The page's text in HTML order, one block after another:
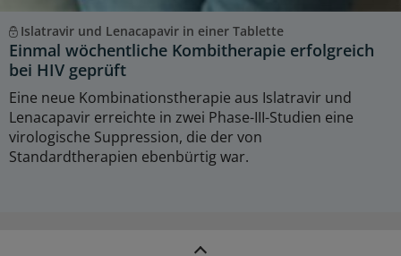
Islatravir und Lenacapavir in einer Tablette
Einmal wöchentliche Kombitherapie erfolgreich
bei HIV geprüft
Eine neue Kombinationstherapie aus Islatravir und
Lenacapavir erreichte in zwei Phase-III-Studien eine
virologische Suppression, die der von
Standardtherapien ebenbürtig war.